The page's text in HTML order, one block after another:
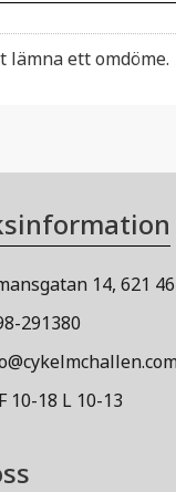
lämna ett omdöme.
14, 621
291380
10-18 L 10-13